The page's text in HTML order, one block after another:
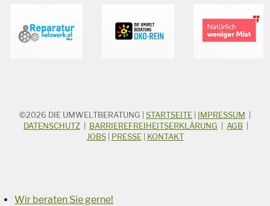
STICHWORTSUCHE
Suchbegriff
©2026 DIE UMWELTBERATUNG STARTSEITE IMPRESSUM
DATENSCHUTZ
BARRIEREFREIHEITSERKLÄRUNG AGB
JOBS| PRESSE| KONTAKT
Wir beraten Sie gerne!